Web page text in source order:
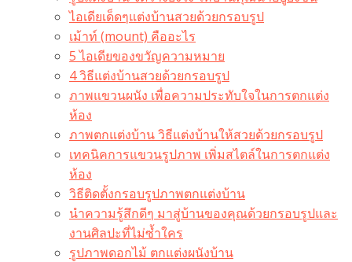
ไอเดียเด็ดๆแต่งบ้านสวยด้วยกรอบรูป
เม้าท์ (mount) คืออะไร​
5 ไอเดียของขวัญความหมาย
4 วิธีแต่งบ้านสวยด้วยกรอบรูป
ภาพแขวนผนัง เพื่อความประทับใจในการตกแต่ง
ห้อง
ภาพตกแต่งบ้าน วิธีแต่งบ้านให้สวยด้วยกรอบรูป
เทคนิคการแขวนรูปภาพ เพิ่มสไตล์ในการตกแต่ง
ห้อง
วิธีติดตั้งกรอบรูปภาพตกแต่งบ้าน
นำความรู้สึกดีๆ มาสู่บ้านของคุณด้วยกรอบรูปและ
งานศิลปะที่ไม่ซ้ำใคร
รูปภาพดอกไม้ ตกแต่งผนังบ้าน